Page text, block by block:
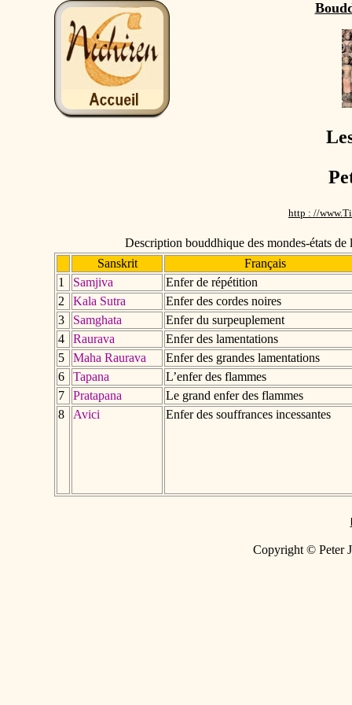
http : //
Description bouddhique des mondes-états
Sanskrit
Français
1
Samjiva
Enfer de répétition
2
Kala Sutra
Enfer des cordes noires
3
Samghata
Enfer du surpeuplement
4
Raurava
Enfer des lamentations
5
Maha Raurava
Enfer des grandes lamentations
6
Tapana
L’enfer des flammes
7
Pratapana
Le grand enfer des flammes
8
Avici Enfer des souffrances incessantes
Copyright © Peter